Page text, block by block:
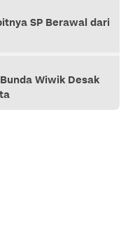
SP Berawal dari
Wiwik Desak